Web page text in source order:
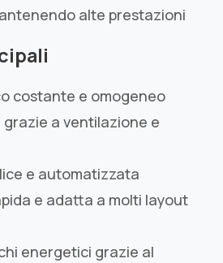
alte prestazioni
costante e omogeneo
grazie a ventilazione e
e automatizzata
e adatta a molti layout
energetici grazie al